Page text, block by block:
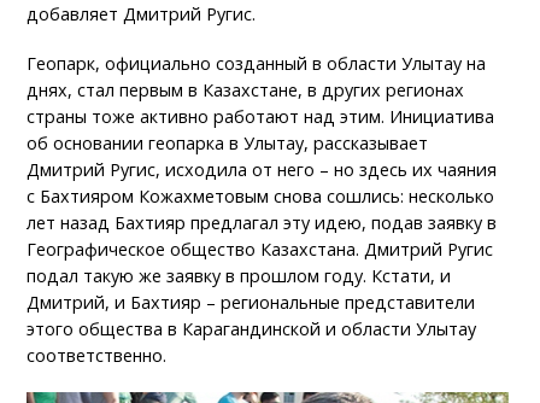
добавляет Дмитрий Ругис.
Геопарк, официально созданный в области Улытау на
днях, стал первым в Казахстане, в других регионах
страны тоже активно работают над этим. Инициатива
об основании геопарка в Улытау, рассказывает
Дмитрий Ругис, исходила от него – но здесь их чаяния
с Бахтияром Кожахметовым снова сошлись: несколько
лет назад Бахтияр предлагал эту идею, подав заявку в
Географическое общество Казахстана. Дмитрий Ругис
подал такую же заявку в прошлом году. Кстати, и
Дмитрий, и Бахтияр – региональные представители
этого общества в Карагандинской и области Улытау
соответственно.